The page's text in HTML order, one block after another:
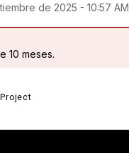
de 2025 - 10:57 AM
10 meses.